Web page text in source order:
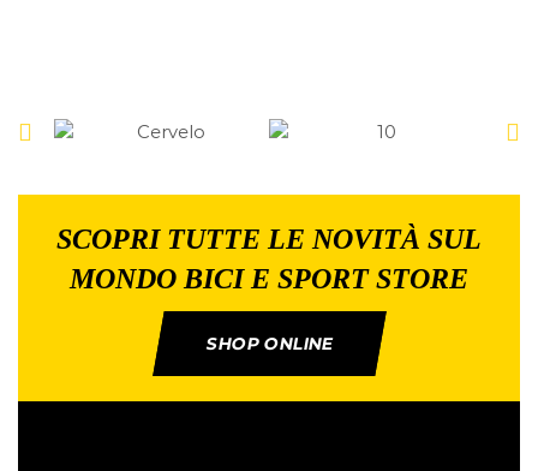
SCOPRI TUTTE LE NOVITÀ SUL
MONDO BICI E SPORT STORE
SHOP ONLINE